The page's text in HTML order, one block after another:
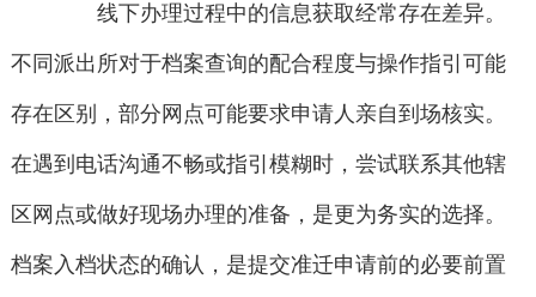
线下办理过程中的信息获取经常存在差异。
不同派出所对于档案查询的配合程度与操作指引可能
存在区别，部分网点可能要求申请人亲自到场核实。
在遇到电话沟通不畅或指引模糊时，尝试联系其他辖
区网点或做好现场办理的准备，是更为务实的选择。
档案入档状态的确认，是提交准迁申请前的必要前置